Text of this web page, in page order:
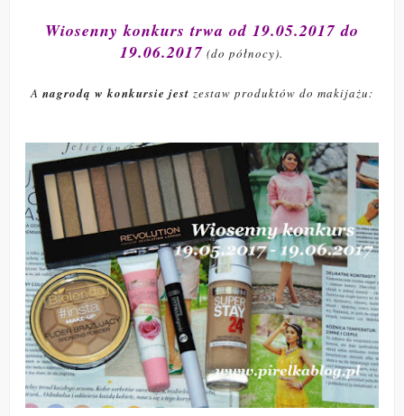
Wiosenny konkurs trwa od 19.05.2017 do
19.06.2017 (do północy).
A nagrodą w konkursie jest zestaw produktów do makijażu: